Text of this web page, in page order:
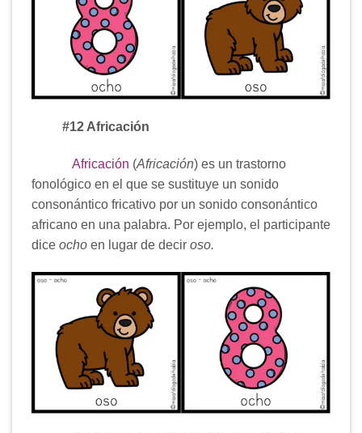
#12 Africación
Africación (Africación) es un trastorno
fonológico en el que se sustituye un sonido
consonántico fricativo por un sonido consonántico
africano en una palabra. Por ejemplo, el participante
dice ocho en lugar de decir oso.